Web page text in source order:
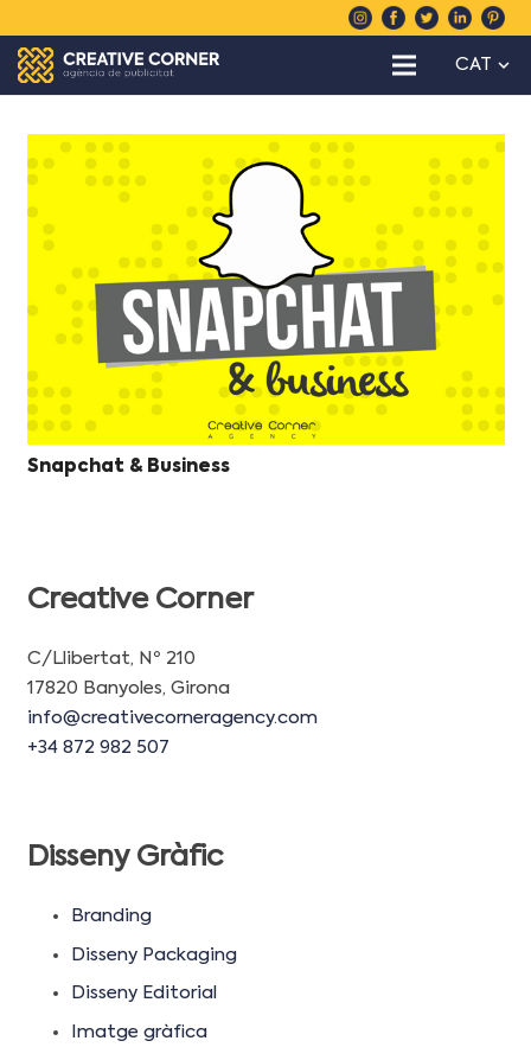
CAT
Snapchat & Business
Creative Corner
C/Llibertat, Nº 210
17820 Banyoles, Girona
info@creativecorneragency.com
+34 872 982 507
Disseny Gràfic
Branding
Disseny Packaging
Disseny Editorial
Imatge gràfica